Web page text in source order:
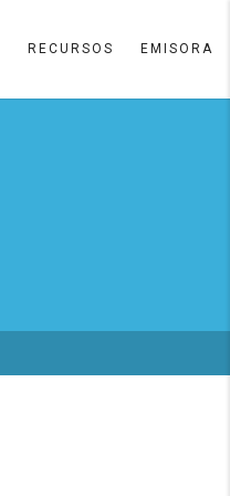
RECURSOS EMISORA